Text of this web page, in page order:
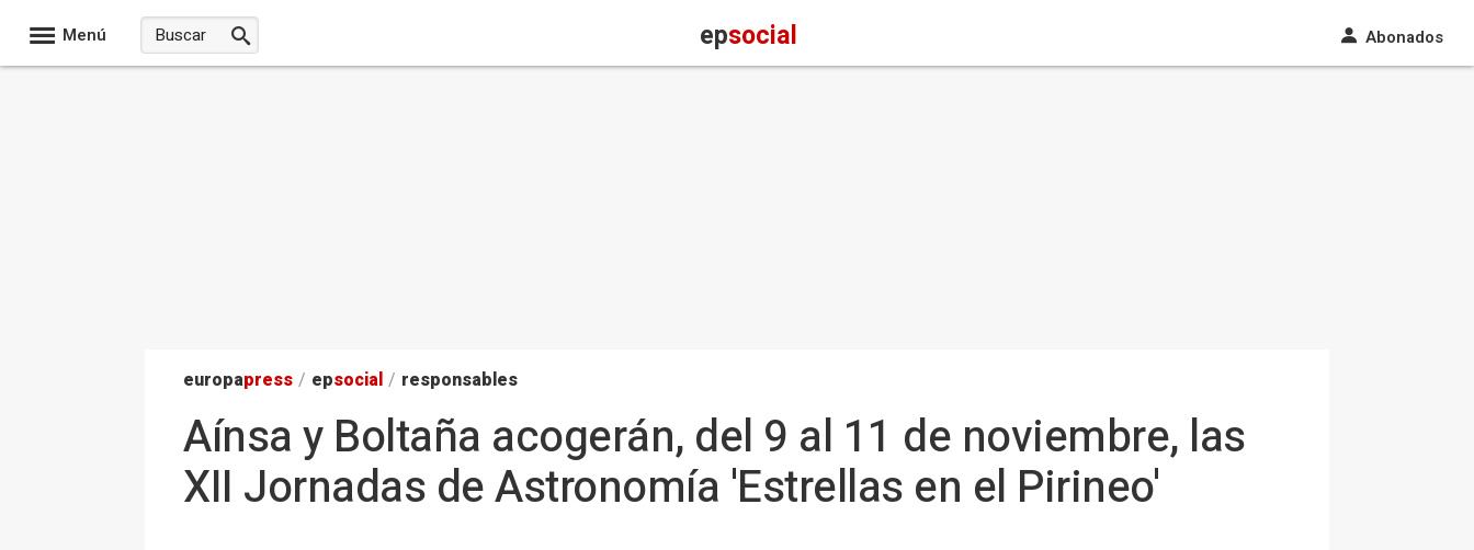
Menú epsocial Abonados
europapress / epsocial / responsables
Aínsa y Boltaña acogerán, del 9 al 11 de noviembre, las
XII Jornadas de Astronomía 'Estrellas en el Pirineo'